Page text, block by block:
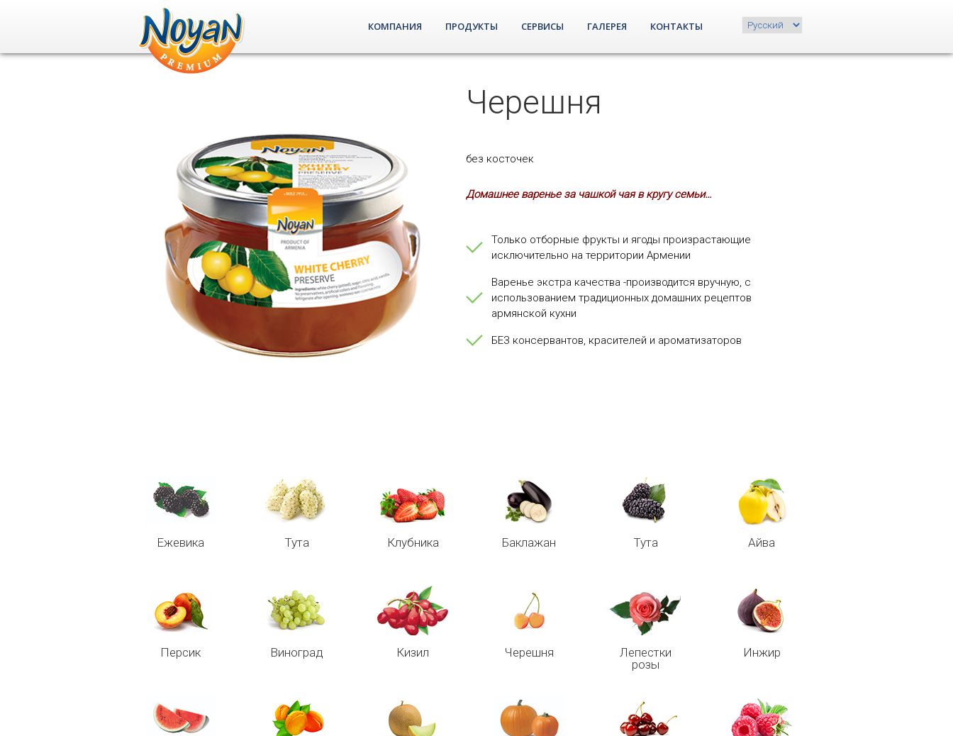
Choose
language
КОМПАНИЯ ПРОДУКТЫ СЕРВИСЫ ГАЛЕРЕЯ КОНТАКТЫ
Черешня
без косточек
Домашнее варенье за чашкой чая в кругу семьи…
Только отборные фрукты и ягоды произрастающие
исключительно на территории Армении
Варенье экстра качества -производится вручную, с
использованием традиционных домашних рецептов
армянской кухни
БЕЗ консервантов, красителей и ароматизаторов
Ежевика Тута Клубника Баклажан Тута Айва
Персик Виноград Кизил Черешня
Лепестки
розы
Инжир